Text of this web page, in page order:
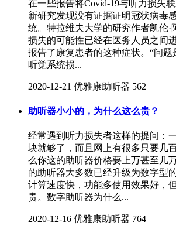
在一些报告将Covid-19与听力损失
新研究发现没有证据证明冠状病毒
统。特拉维夫大学的研究作者凯伦·
损失的可能性已经在医务人员之间
报告了康复患者的这种症状。“问
听觉系统损...
2020-12-21 优雅康助听器 562
助听器小小的，为什么这么贵？
经常遇到听力损失者这样的提问：
块就够了，而且网上有很多只要几
么你这的助听器价格要上万甚至几
的助听器大多数已经升级为数字型
计算速度快，功能多使用效果好，
贵。数字助听器为什么...
2020-12-16 优雅康助听器 764